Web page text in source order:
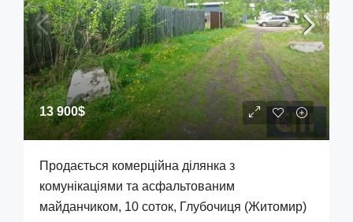
13 900$
Продається комерційна ділянка з
комунікаціями та асфальтованим
майданчиком, 10 соток, Глубочиця (Житомир)